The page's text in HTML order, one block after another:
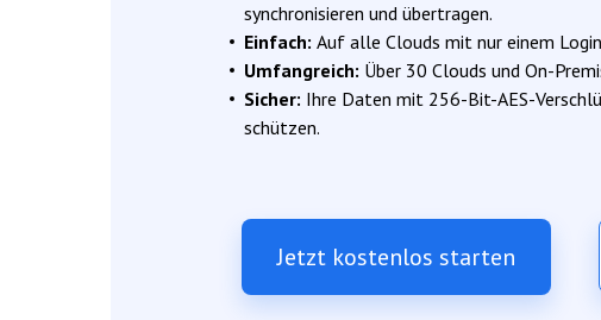
synchronisieren und übertragen.
Einfach:Auf alle Clouds mit nur einem
Umfangreich: Über 30 Clouds und On-
Sicher: Ihre Daten mit 256-Bit-AES-
schützen.
Jetzt kostenlos starten